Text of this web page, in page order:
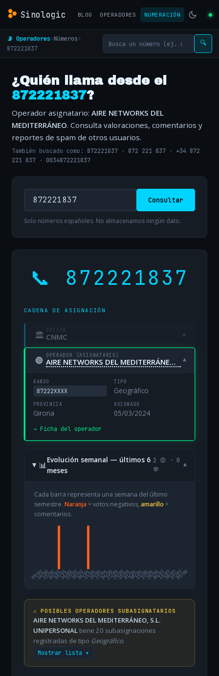
Sinologic BLOG OPERADORES NUMERACIÓN
📡 Operadores›Números›
872221837
🔍
¿Quién llama desde el
872221837?
Operador asignatario: AIRE NETWORKS DEL
MEDITERRÁNEO. Consulta valoraciones, comentarios y
reportes de spam de otros usuarios.
También buscado como: 872221837 · 872 221 837 · +34 872
221 837 · 0034872221837
Consultar
Solo números españoles. No almacenamos ningún dato.
📞 872221837
CADENA DE ASIGNACIÓN
🏛 ORIGEN
CNMC ▾
🟢 OPERADOR (ASIGNATARIO)
AIRE NETWORKS DEL MEDITERRÁNEO, S.L. UNIPERSONAL ▾
RANGO
87222XXXX
TIPO
Geográfico
PROVINCIA
Girona
ASIGNADO
05/03/2024
→ Ficha del operador
📊
Evolución semanal — últimos 6
meses
2 😡 · 0
💬
▾
Cada barra representa una semana del último
semestre. Naranja= votos negativos, amarillo =
comentarios.
09/02
16/0223/0202/0309/0316/0323/0330/0306/0413/0420/0427/0404/0511/0518/0525/0501/0608/0615/0622/0629/0606/0713/0720/0727/07
03/08
⚠️ POSIBLES OPERADORES SUBASIGNATARIOS
AIRE NETWORKS DEL MEDITERRÁNEO, S.L.
UNIPERSONALtiene 20 subasignaciones
registradas de tipo Geográfico.
Mostrar lista ▾